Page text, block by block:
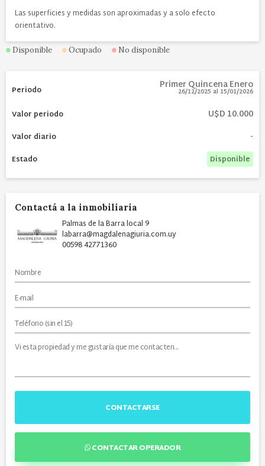
Las superficies y medidas son aproximadas y a solo efecto
orientativo.
Disponible Ocupado No disponible
Primer Quincena Enero
26/12/2025 al 15/01/2026
U$D 10.000
-
Disponible
Contactá a la inmobiliaria
Palmas de la Barra local 9
labarra@magdalenagiuria.com.uy
00598 42771360
CONTACTARSE
CONTACTAR OPERADOR